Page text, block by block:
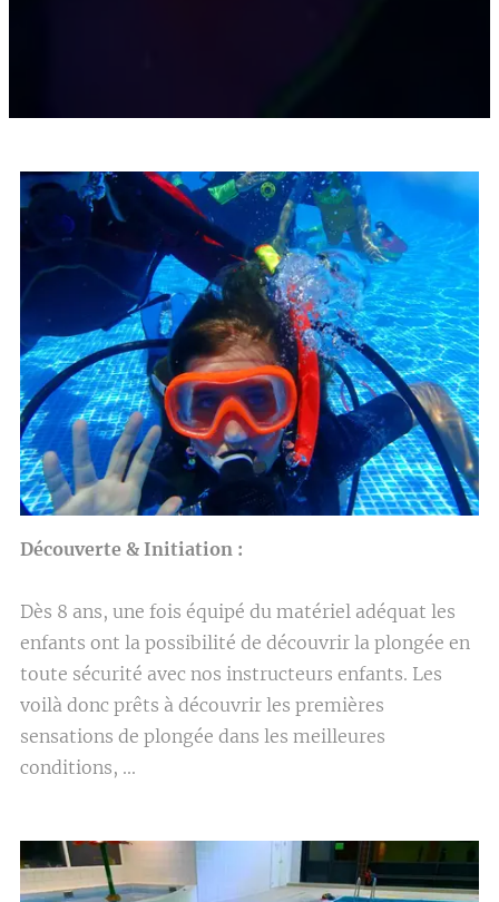
Découverte & Initiation :
Dès 8 ans, une fois équipé du matériel adéquat les
enfants ont la possibilité de découvrir la plongée en
toute sécurité avec nos instructeurs enfants. Les
voilà donc prêts à découvrir les premières
sensations de plongée dans les meilleures
conditions, ...